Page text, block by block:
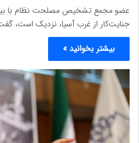
عضو مجمع تشخیص مصلحت نظام با بیان
جنایت‌کار از غرب آسیا، نزدیک است،
بیشتر بخوانید »